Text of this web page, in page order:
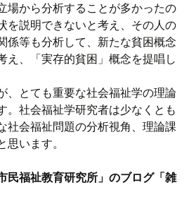
場から分析することが多かったの
を説明できないと考え、その人の
係等も分析して、新たな貧困概念
え、「実存的貧困」概念を提唱し
、とても重要な社会福祉学の理論
。社会福祉学研究者は少なくとも
社会福祉問題の分析視角、理論課
います。
福祉教育研究所」のブログ「雑